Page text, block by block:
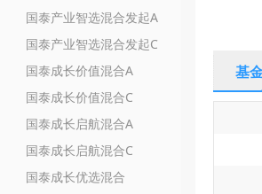
国泰产业智选混合发起A
国泰产业智选混合发起C
国泰成长价值混合A
国泰成长价值混合C
国泰成长启航混合A
国泰成长启航混合C
国泰成长优选混合
基